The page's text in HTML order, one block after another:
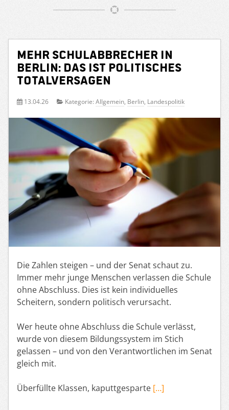
Mehr Schulabbrecher in
Berlin: Das ist politisches
Totalversagen
13.04.26 Kategorie: Allgemein, Berlin, Landespolitik
Die Zahlen steigen – und der Senat schaut zu.
Immer mehr junge Menschen verlassen die Schule
ohne Abschluss. Dies ist kein individuelles
Scheitern, sondern politisch verursacht.
Wer heute ohne Abschluss die Schule verlässt,
wurde von diesem Bildungssystem im Stich
gelassen – und von den Verantwortlichen im Senat
gleich mit.
Überfüllte Klassen, kaputtgesparte […]